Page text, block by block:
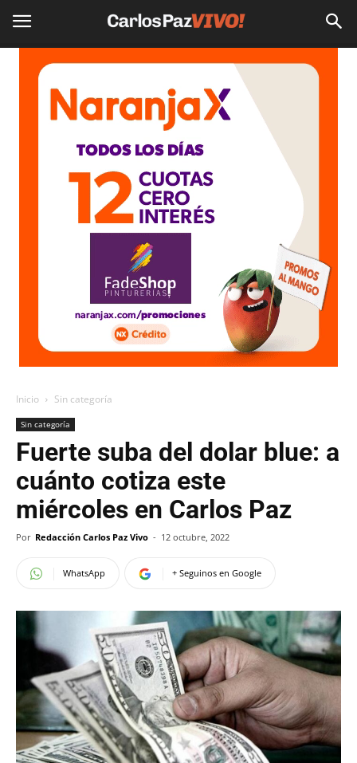
Inicio Sin categoría
Sin categoría
Fuerte suba del dolar blue: a
cuánto cotiza este
miércoles en Carlos Paz
Por Redacción Carlos Paz Vivo - 12 octubre, 2022
WhatsApp + Seguinos en Google